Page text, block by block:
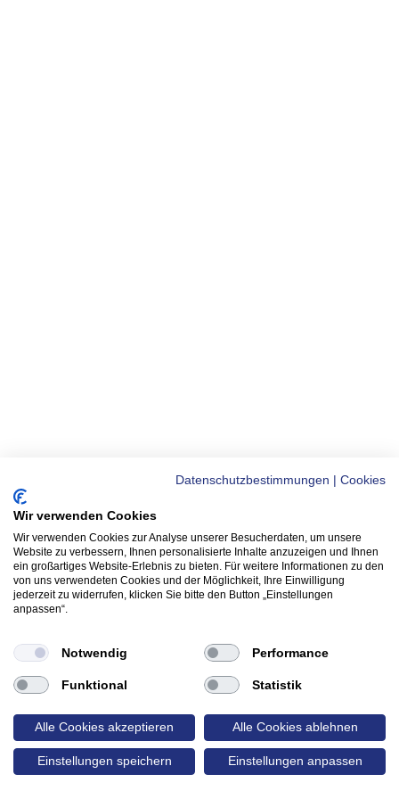
Datenschutzbestimmungen Cookies
Wir verwenden Cookies
Wir verwenden Cookies zur Analyse unserer Besucherdaten, um unsere
Website zu verbessern, Ihnen personalisierte Inhalte anzuzeigen und Ihnen
ein großartiges Website-Erlebnis zu bieten. Für weitere Informationen zu den
von uns verwendeten Cookies und der Möglichkeit, Ihre Einwilligung
jederzeit zu widerrufen, klicken Sie bitte den Button „Einstellungen
anpassen“.
Notwendig Performance
Funktional Statistik
Alle Cookies akzeptieren Alle Cookies ablehnen
Einstellungen speichern Einstellungen anpassen